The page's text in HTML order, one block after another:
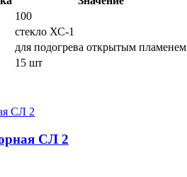
100
стекло ХС-1
для подогрева открытым пламенем
15 шт
СЛ 2